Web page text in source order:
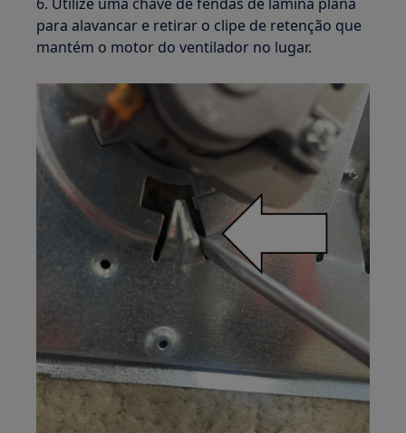
para alavancar e retirar o clipe de retenção que
mantém o motor do ventilador no lugar.